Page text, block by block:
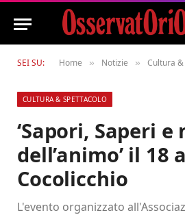
SEI SU: Home » Notizie » Cultura
CULTURA & SPETTACOLO
‘Sapori, Saperi e
dell’animo’ il 18
Cocolicchio
L'evento organizzato